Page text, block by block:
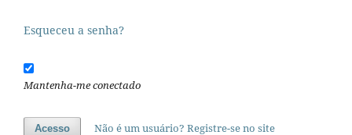
Esqueceu a senha?
Mantenha-me conectado
Acesso Não é um usuário? Registre-se no site